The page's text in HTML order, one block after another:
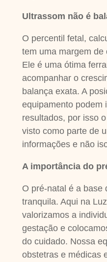
Ultrassom não é
O percentil fetal,
tem uma margem de
Ele é uma ótima
acompanhar o
balança exata. A
equipamento podem
resultados, por isso
visto como parte de
informações e não
A importância do
O pré-natal é a base
tranquila. Aqui na
valorizamos a
gestação e
do cuidado. Nossa
obstetras e médicas